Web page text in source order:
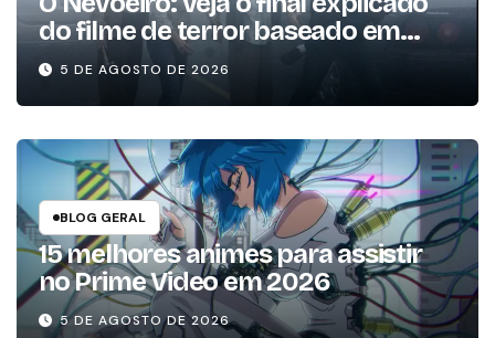
do filme de terror baseado em
Stephen King
5 DE AGOSTO DE 2026
BLOG GERAL
15 melhores animes para assistir
no Prime Video em 2026
5 DE AGOSTO DE 2026